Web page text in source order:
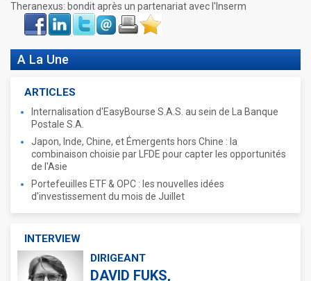
Theranexus: bondit après un partenariat avec l'Inserm
Face
book
LinkIn Twitter Envoyer ImprimerFavoris
A La Une
ARTICLES
Internalisation d'EasyBourse S.A.S. au sein de La Banque
Postale S.A.
Japon, Inde, Chine, et Émergents hors Chine : la
combinaison choisie par LFDE pour capter les opportunités
de l'Asie
Portefeuilles ETF & OPC : les nouvelles idées
d'investissement du mois de Juillet
INTERVIEW
DIRIGEANT
DAVID FUKS,